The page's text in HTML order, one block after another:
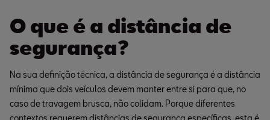
O que é a distância de
segurança?
Na sua definição técnica, a distância de segurança é a distância
mínima que dois veículos devem manter entre si para que, no
caso de travagem brusca, não colidam. Porque diferentes
contextos requerem distâncias de segurança específicas, esta é